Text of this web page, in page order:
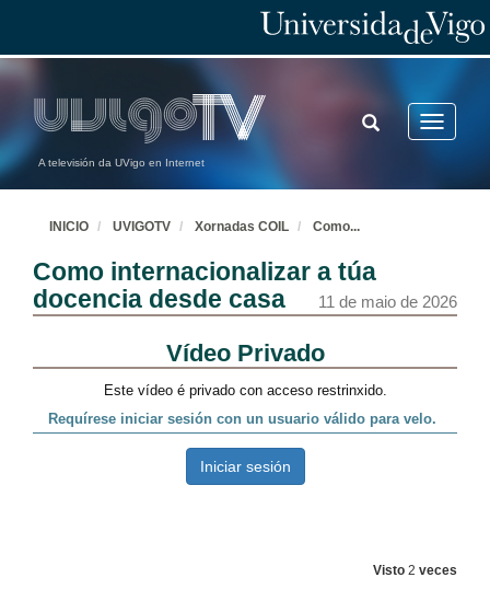
A televisión da UVigo en Internet
Toggle
TOGGLE
SEARCH
INICIO UVIGOTV Xornadas COIL Como...
Como internacionalizar a túa
docencia desde casa
11 de maio de 2026
Visto 2 veces